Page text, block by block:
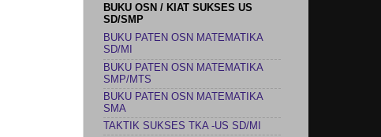
BUKU OSN / KIAT SUKSES US
SD/SMP
BUKU PATEN OSN MATEMATIKA
SD/MI
BUKU PATEN OSN MATEMATIKA
SMP/MTS
BUKU PATEN OSN MATEMATIKA
SMA
TAKTIK SUKSES TKA -US SD/MI